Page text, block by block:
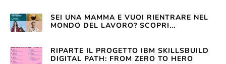
SEI UNA MAMMA E VUOI RIENTRARE NEL
MONDO DEL LAVORO? SCOPRI...
RIPARTE IL PROGETTO IBM SKILLSBUILD
DIGITAL PATH: FROM ZERO TO HERO